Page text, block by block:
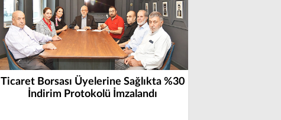
Ticaret Borsası Üyelerine Sağlıkta %30
İndirim Protokolü İmzalandı